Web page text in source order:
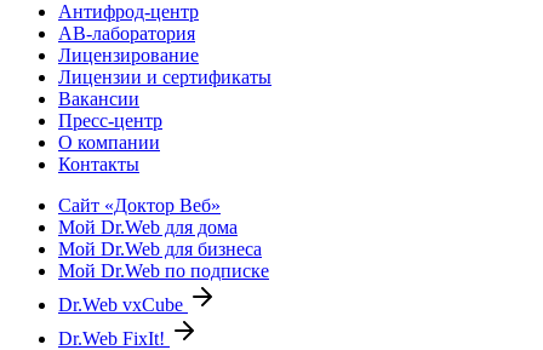
Антифрод-центр
АВ-лаборатория
Лицензирование
Лицензии и сертификаты
Вакансии
Пресс-центр
О компании
Контакты
Сайт «Доктор Веб»
Мой Dr.Web для дома
Мой Dr.Web для бизнеса
Мой Dr.Web по подписке
Dr.Web vxCube
Dr.Web FixIt!